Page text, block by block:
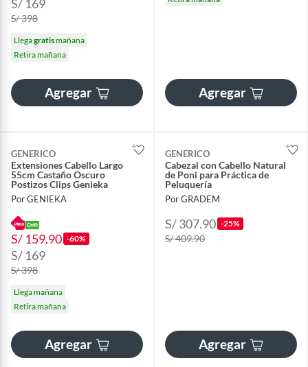
S/ 169
S/ 398
Llegagratismañana
Retira mañana
Agregar Agregar
GENERICO
Extensiones Cabello Largo
55cm Castaño Oscuro
Postizos Clips Genieka
Por GENIEKA
S/ 159.90 -60%
S/ 169
S/ 398
Llega mañana
Retira mañana
Agregar
GENERICO
Cabezal con Cabello Natural
de Poni para Práctica de
Peluquería
Por GRADEM
S/ 307.90 -25%
S/ 409.90
Agregar